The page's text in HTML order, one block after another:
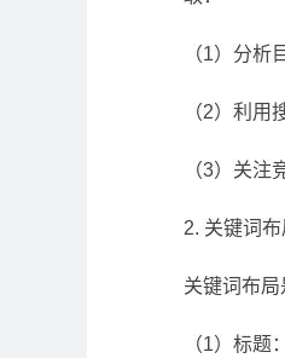
（1）分析
（2）利用
（3）关注
2. 关键词布
关键词布局
（1）标题